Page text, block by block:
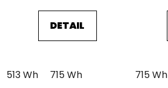
DETAIL
513 Wh 715 Wh 715 Wh